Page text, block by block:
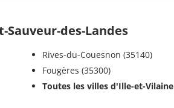
Sauveur-des-Landes
Rives-du-Couesnon (35140)
Fougères (35300)
Toutes les villes d'Ille-et-Vilaine